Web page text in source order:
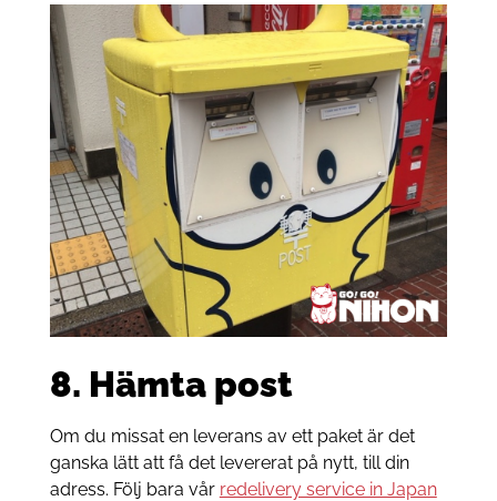
8. Hämta post
Om du missat en leverans av ett paket är det
ganska lätt att få det levererat på nytt, till din
adress. Följ bara vår redelivery service in Japan